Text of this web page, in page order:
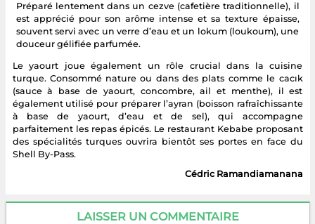
Préparé lentement dans un cezve (cafetière traditionnelle), il
est apprécié pour son arôme intense et sa texture épaisse,
souvent servi avec un verre d’eau et un lokum (loukoum), une
douceur gélifiée parfumée.
Le yaourt joue également un rôle crucial dans la cuisine
turque. Consommé nature ou dans des plats comme le cacık
(sauce à base de yaourt, concombre, ail et menthe), il est
également utilisé pour préparer l’ayran (boisson rafraîchissante
à base de yaourt, d’eau et de sel), qui accompagne
parfaitement les repas épicés. Le restaurant Kebabe proposant
des spécialités turques ouvrira bientôt ses portes en face du
Shell By-Pass.
Cédric Ramandiamanana
LAISSER UN COMMENTAIRE